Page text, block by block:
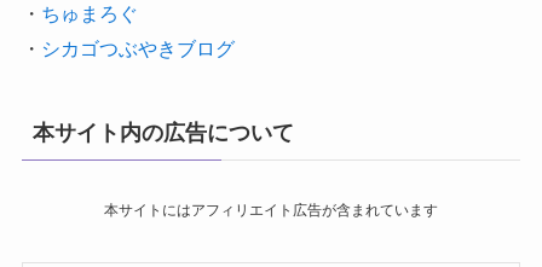
・ ちゅまろぐ
・ シカゴつぶやきブログ
本サイト内の広告について
本サイトにはアフィリエイト広告が含まれています